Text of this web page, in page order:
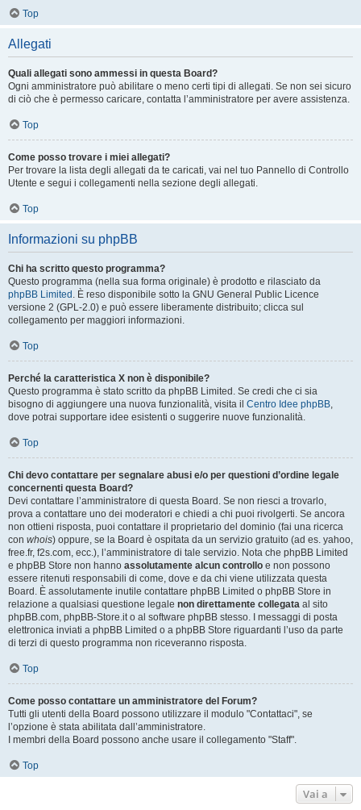
Top
Allegati
Quali allegati sono ammessi in questa Board?
Ogni amministratore può abilitare o meno certi tipi di allegati. Se non sei sicuro
di ciò che è permesso caricare, contatta l’amministratore per avere assistenza.
Top
Come posso trovare i miei allegati?
Per trovare la lista degli allegati da te caricati, vai nel tuo Pannello di Controllo
Utente e segui i collegamenti nella sezione degli allegati.
Top
Informazioni su phpBB
Chi ha scritto questo programma?
Questo programma (nella sua forma originale) è prodotto e rilasciato da
phpBB Limited . È reso disponibile sotto la GNU General Public Licence
versione 2 (GPL-2.0) e può essere liberamente distribuito; clicca sul
collegamento per maggiori informazioni.
Top
Perché la caratteristica X non è disponibile?
Questo programma è stato scritto da phpBB Limited. Se credi che ci sia
bisogno di aggiungere una nuova funzionalità, visita il Centro Idee phpBB,
dove potrai supportare idee esistenti o suggerire nuove funzionalità.
Top
Chi devo contattare per segnalare abusi e/o per questioni d’ordine legale
concernenti questa Board?
Devi contattare l’amministratore di questa Board. Se non riesci a trovarlo,
prova a contattare uno dei moderatori e chiedi a chi puoi rivolgerti. Se ancora
non ottieni risposta, puoi contattare il proprietario del dominio (fai una ricerca
con whois) oppure, se la Board è ospitata da un servizio gratuito (ad es. yahoo,
free.fr, f2s.com, ecc.), l’amministratore di tale servizio. Nota che phpBB Limited
e phpBB Store non hanno assolutamente alcun controllo e non possono
essere ritenuti responsabili di come, dove e da chi viene utilizzata questa
Board. È assolutamente inutile contattare phpBB Limited o phpBB Store in
relazione a qualsiasi questione legale non direttamente collegata al sito
phpBB.com, phpBB-Store.it o al software phpBB stesso. I messaggi di posta
elettronica inviati a phpBB Limited o a phpBB Store riguardanti l’uso da parte
di terzi di questo programma non riceveranno risposta.
Top
Come posso contattare un amministratore del Forum?
Tutti gli utenti della Board possono utilizzare il modulo "Contattaci", se
l’opzione è stata abilitata dall’amministratore.
I membri della Board possono anche usare il collegamento "Staff".
Top
Vai a